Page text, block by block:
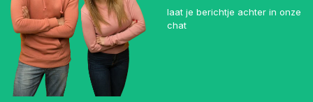
laat je berichtje achter in onze
chat